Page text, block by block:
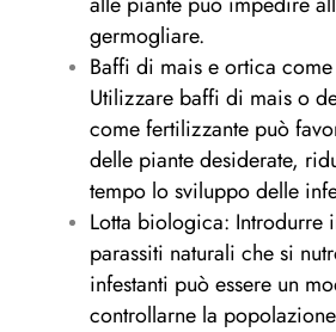
germogliare.
Baffi di mais e ortica
Utilizzare baffi di mais o
come fertilizzante può
delle piante desiderate,
tempo lo sviluppo delle
Lotta biologica: Introdurre
parassiti naturali che si
infestanti può essere un
controllarne la